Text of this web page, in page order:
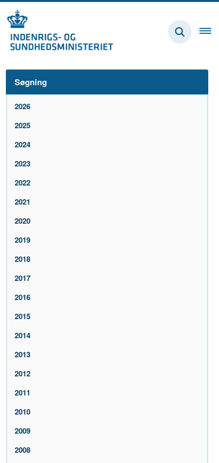
Søgning
2026
2025
2024
2023
2022
2021
2020
2019
2018
2017
2016
2015
2014
2013
2012
2011
2010
2009
2008